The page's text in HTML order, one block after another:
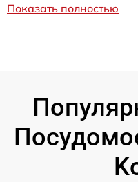
Показать полностью